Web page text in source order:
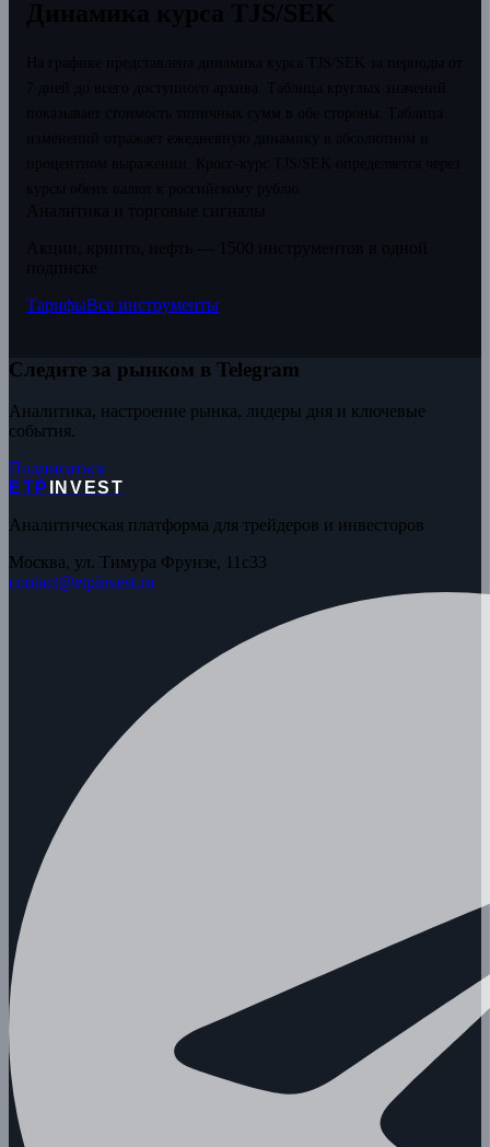
ТарифыВсе инструменты
Следите за рынком в Telegram
Аналитика, настроение рынка, лидеры дня и ключевые
события.
Подписаться
ETP
INVEST
Аналитическая платформа для трейдеров и инвесторов
Москва, ул. Тимура Фрунзе, 11с33
contact@etpinvest.ru